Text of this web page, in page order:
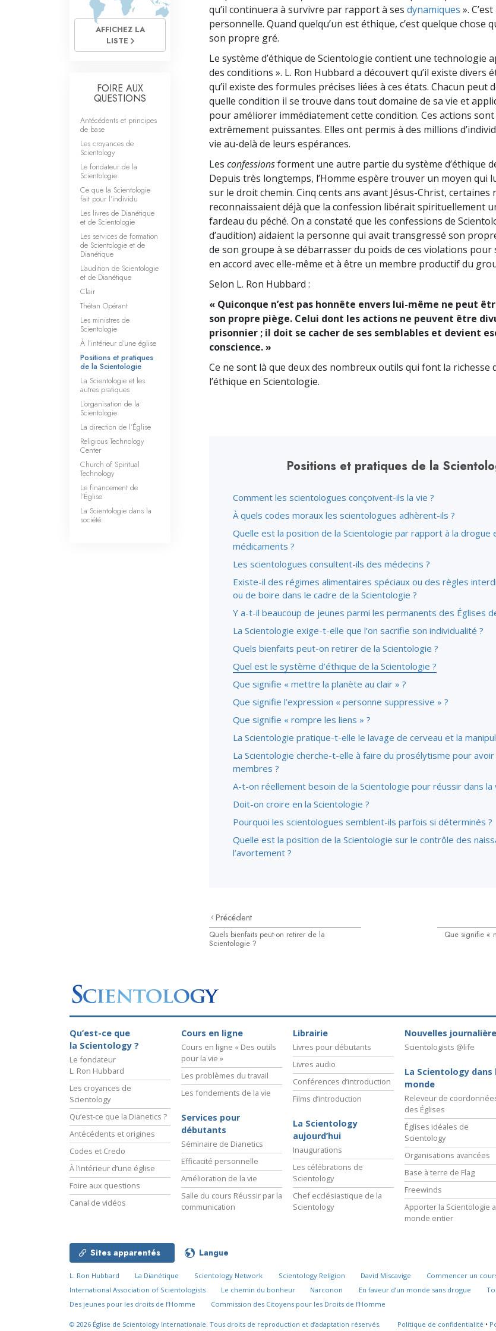
Qu’est-ce que la grandeur ?
qu’il continuera à survivre par rapport à ses dynamiques ».
personnelle. Quand quelqu’un est éthique, c’est quelque chose
son propre gré.
Le système d’éthique de Scientologie contient une technologie
des condi­tions ». L. Ron Hubbard a découvert qu’il existe divers
qu’il existe des formules précises liées à ces états. Chacun peut
quelle condition il se trouve dans tout domaine de sa vie et
pour améliorer immédiatement cette condition. Ces actions sont
extrêmement puis­santes. Elles ont permis à des millions
vie au-delà de leurs espérances.
Les confessionsforment une autre partie du système d’éthique
Depuis très longtemps, l’Homme espère trouver un moyen qui
sur le droit chemin. Cinq cents ans avant Jésus-Christ, certaines
reconnaissaient déjà que la confession libérait spirituellement
fardeau du péché. On a constaté que les confessions de
d’audition) aidaient la personne qui avait transgressé son
de son groupe à se débarrasser du poids de ces violations pour
en accord avec elle-même et à être un membre productif du
Selon L. Ron Hubbard :
« Quiconque n’est pas honnête envers lui-même ne peut
son propre piège. Celui dont les actions ne peuvent être
prisonnier ; il doit se cacher de ses semblables et devient
conscience. »
Ce ne sont là que deux des nombreux outils qui font la richesse
l’éthique en Scientologie.
Positions et pratiques de la
Comment les scientologues conçoivent-ils la vie ?
À quels codes moraux les scientologues adhèrent-ils ?
Quelle est la position de la Scientologie par rapport à la drogue
médicaments ?
Les scientologues consultent-ils des médecins ?
Existe-il des régimes alimentaires spéciaux ou des règles
ou de boire dans le cadre de la Scientologie ?
Y a-t-il beaucoup de jeunes parmi les permanents des Églises
La Scientologie exige-t-elle que l’on sacrifie son individualité ?
Quels bienfaits peut-on retirer de la Scientologie ?
Quel est le système d’éthique de la Scientologie ?
Que signifie « mettre la planète au clair » ?
Que signifie l’expression « personne suppressive » ?
Que signifie « rompre les liens » ?
La Scientologie pratique-t-elle le lavage de cerveau et la
La Scientologie cherche-t-elle à faire du prosélytisme pour
membres ?
A-t-on réellement besoin de la Scientologie pour réussir dans la
Doit-on croire en la Scientologie ?
Pourquoi les scientologues semblent-ils parfois si déterminés ?
Quelle est la position de la Scientologie sur le contrôle des
l’avortement ?
Précédent
Quels bienfaits peut-on retirer de la
Scientologie ?
Que signifie «
AFFICHEZ LA
LISTE
FOIRE AUX
QUESTIONS
Antécédents et principes
de base
Les croyances de
Scientology
Le fondateur de la
Scientologie
Ce que la Scientologie
fait pour l’individu
Les livres de Dianétique
et de Scientologie
Les services de formation
de Scientologie et de
Dianétique
L’audition de Scientologie
et de Dianétique
Clair
Thétan Opérant
Les ministres de
Scientologie
À l’intérieur d’une église
Positions et pratiques
de la Scientologie
La Scientologie et les
autres pratiques
L’organisation de la
Scientologie
La direction de l’Église
Religious Technology
Center
Church of Spiritual
Technology
Le financement de
l’Église
La Scientologie dans la
société
Qu’est-ce que
la Scientology ?
Le fondateur
L. Ron Hubbard
Les croyances de
Scientology
Qu’est-ce que la Dianetics ?
Antécédents et origines
Codes et Credo
À l’intérieur d’une église
Foire aux questions
Canal de vidéos
Cours en ligne
Cours en ligne « Des outils
pour la vie »
Les problèmes du travail
Les fondements de la vie
Services pour
débutants
Séminaire de Dianetics
Efficacité personnelle
Amélioration de la vie
Salle du cours Réussir par la
communication
Librairie
Livres pour débutants
Livres audio
Conférences d’introduction
Films d’introduction
La Scientology
aujourd’hui
Inaugurations
Les célébrations de
Scientology
Chef ecclésiastique de la
Scientology
Nouvelles
Scientologists @life
La Scientology dans
monde
Releveur de
des Églises
Églises idéales de
Scientology
Organisations avancées
Base à terre de Flag
Freewinds
Apporter la Scientologie
monde entier
Sites apparentés Langue
L. Ron Hubbard La Dianétique Scientology Network Scientology Religion David Miscavige Commencer un
International Association of Scientologists
Le chemin du bonheur Narconon En faveur d’un monde sans drogue
Des jeunes pour les droits de l’Homme
Commission des Citoyens pour les Droits de l’Homme
© 2026 Église de Scientology Internationale. Tous droits de reproduction et d’adaptation réservés. Politique de confidentialité •